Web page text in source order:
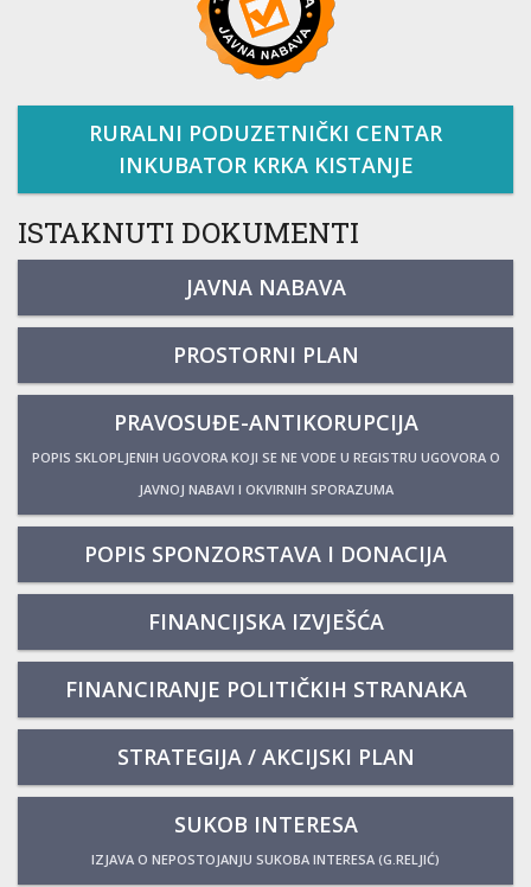
RURALNI PODUZETNIČKI CENTAR
INKUBATOR KRKA KISTANJE
ISTAKNUTI DOKUMENTI
JAVNA NABAVA
PROSTORNI PLAN
PRAVOSUĐE-ANTIKORUPCIJA
POPIS SKLOPLJENIH UGOVORA KOJI SE NE VODE U REGISTRU UGOVORA O
JAVNOJ NABAVI I OKVIRNIH SPORAZUMA
POPIS SPONZORSTAVA I DONACIJA
FINANCIJSKA IZVJEŠĆA
FINANCIRANJE POLITIČKIH STRANAKA
STRATEGIJA / AKCIJSKI PLAN
SUKOB INTERESA
IZJAVA O NEPOSTOJANJU SUKOBA INTERESA (G.RELJIĆ)